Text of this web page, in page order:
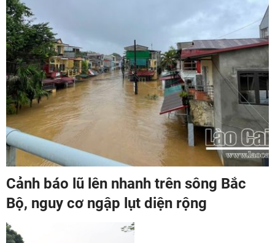
Cảnh báo lũ lên nhanh trên sông Bắc
Bộ, nguy cơ ngập lụt diện rộng